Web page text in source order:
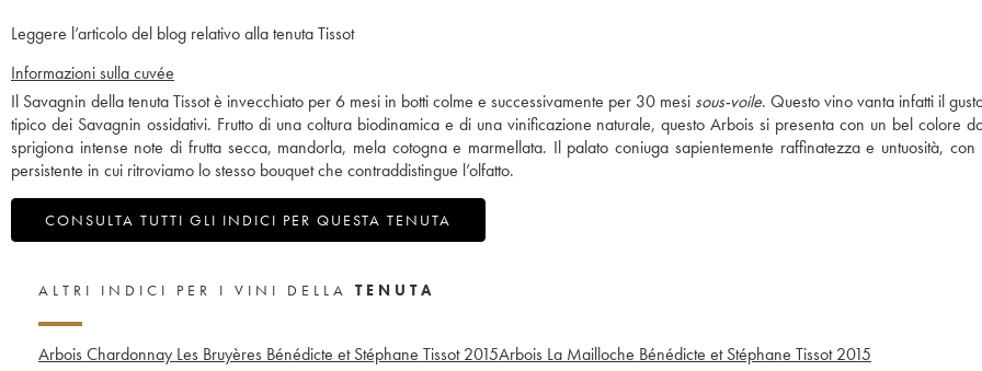
Leggere l’articolo del blog relativo alla tenuta Tissot
Informazioni sulla cuvée
Il Savagnin della tenuta Tissot è invecchiato per 6 mesi in botti colme e successivamente per 30 mesi sous-voile. Questo vino vanta infatti il
tipico dei Savagnin ossidativi. Frutto di una coltura biodinamica e di una vinificazione naturale, questo Arbois si presenta con un bel colore
sprigiona intense note di frutta secca, mandorla, mela cotogna e marmellata. Il palato coniuga sapientemente raffinatezza e untuosità,
persistente in cui ritroviamo lo stesso bouquet che contraddistingue l’olfatto.
CONSULTA TUTTI GLI INDICI PER QUESTA TENUTA
ALTRI INDICI PER I VINI DELLA TENUTA
Arbois Chardonnay Les Bruyères Bénédicte et Stéphane Tissot 2015Arbois La Mailloche Bénédicte et Stéphane Tissot 2015